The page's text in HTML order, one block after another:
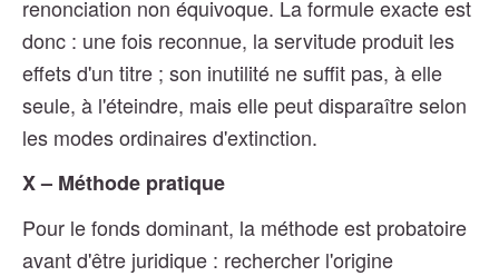
renonciation non équivoque. La formule exacte est
donc : une fois reconnue, la servitude produit les
effets d'un titre ; son inutilité ne suffit pas, à elle
seule, à l'éteindre, mais elle peut disparaître selon
les modes ordinaires d'extinction.
X – Méthode pratique
Pour le fonds dominant, la méthode est probatoire
avant d'être juridique : rechercher l'origine